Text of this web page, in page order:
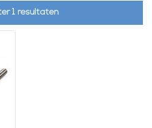
1 resultaten